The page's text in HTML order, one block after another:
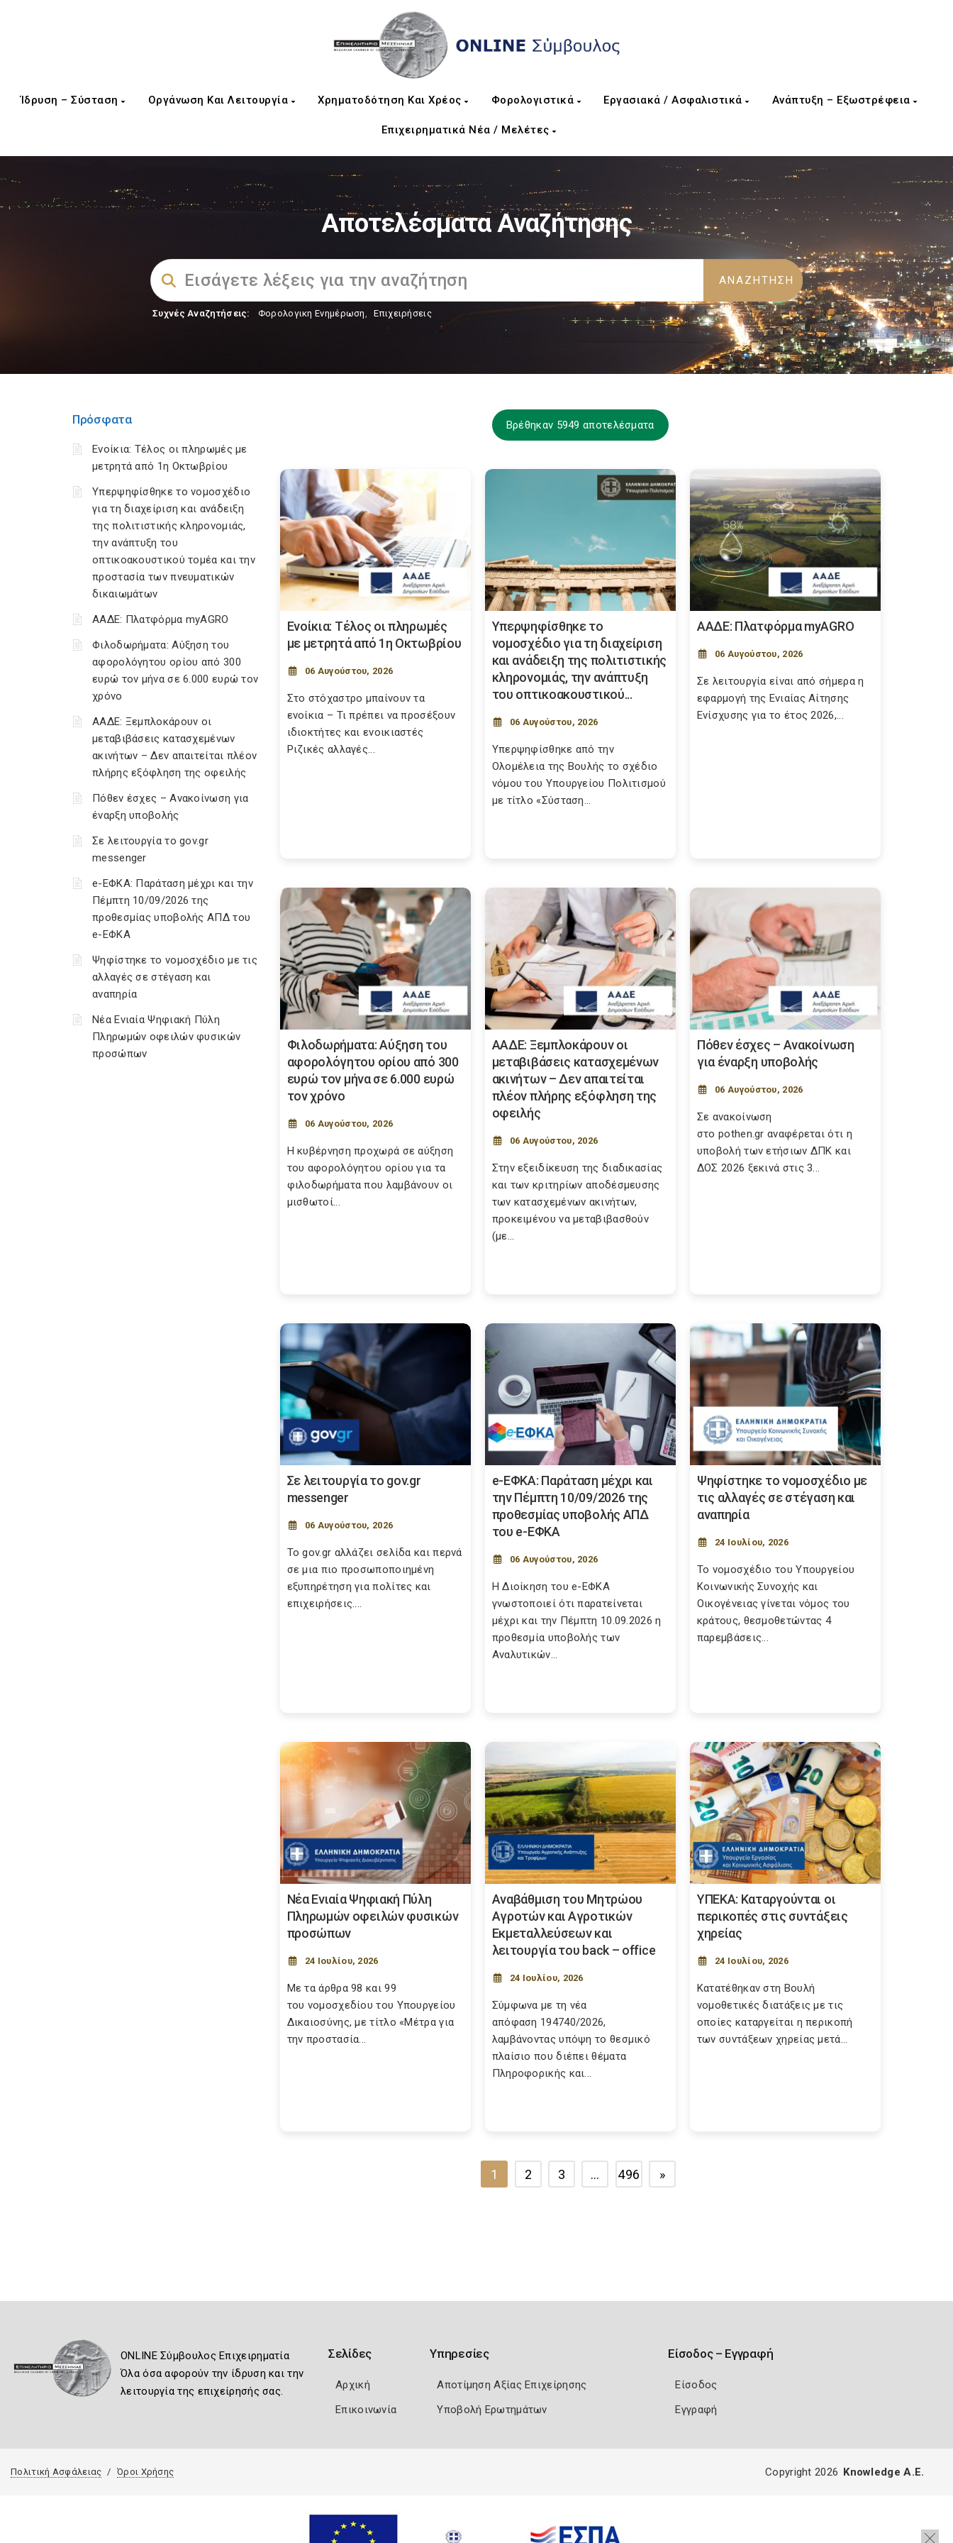
Ίδρυση – Σύσταση Οργάνωση Και Λειτουργία Χρηματοδότηση Και Χρέος Φορολογιστικά Εργασιακά / Ασφαλιστικά Ανάπτυξη – Εξωστρέφεια
Επιχειρηματικά Νέα / Μελέτες
Αποτελέσματα Αναζήτησης
Συχνές Αναζητήσεις: Φορολογικη Ενημέρωση, Επιχειρήσεις
Πρόσφατα
Ενοίκια: Τέλος οι πληρωμές με
μετρητά από 1η Οκτωβρίου
Υπερψηφίσθηκε το νομοσχέδιο
για τη διαχείριση και ανάδειξη
της πολιτιστικής κληρονομιάς,
την ανάπτυξη του
οπτικοακουστικού τομέα και την
προστασία των πνευματικών
δικαιωμάτων
ΑΑΔΕ: Πλατφόρμα myAGRO
Φιλοδωρήματα: Αύξηση του
αφορολόγητου ορίου από 300
ευρώ τον μήνα σε 6.000 ευρώ τον
χρόνο
ΑΑΔΕ: Ξεμπλοκάρουν οι
μεταβιβάσεις κατασχεμένων
ακινήτων – Δεν απαιτείται πλέον
πλήρης εξόφληση της οφειλής
Πόθεν έσχες – Ανακοίνωση για
έναρξη υποβολής
Σε λειτουργία το gov.gr
messenger
e-ΕΦΚΑ: Παράταση μέχρι και την
Πέμπτη 10/09/2026 της
προθεσμίας υποβολής ΑΠΔ του
e-ΕΦΚΑ
Ψηφίστηκε το νομοσχέδιο με τις
αλλαγές σε στέγαση και
αναπηρία
Νέα Ενιαία Ψηφιακή Πύλη
Πληρωμών οφειλών φυσικών
προσώπων
Βρέθηκαν 5949 αποτελέσματα
Ενοίκια: Τέλος οι πληρωμές
με μετρητά από 1η Οκτωβρίου
06 Αυγούστου, 2026
Στο στόχαστρο μπαίνουν τα
ενοίκια – Τι πρέπει να προσέξουν
ιδιοκτήτες και ενοικιαστές
Ριζικές αλλαγές...
Υπερψηφίσθηκε το
νομοσχέδιο για τη διαχείριση
και ανάδειξη της πολιτιστικής
κληρονομιάς, την ανάπτυξη
του οπτικοακουστικού...
06 Αυγούστου, 2026
Υπερψηφίσθηκε από την
Ολομέλεια της Βουλής το σχέδιο
νόμου του Υπουργείου Πολιτισμού
με τίτλο «Σύσταση...
ΑΑΔΕ: Πλατφόρμα myAGRO
06 Αυγούστου, 2026
Σε λειτουργία είναι από σήμερα η
εφαρμογή της Ενιαίας Αίτησης
Ενίσχυσης για το έτος 2026,...
Φιλοδωρήματα: Αύξηση του
αφορολόγητου ορίου από 300
ευρώ τον μήνα σε 6.000 ευρώ
τον χρόνο
06 Αυγούστου, 2026
Η κυβέρνηση προχωρά σε αύξηση
του αφορολόγητου ορίου για τα
φιλοδωρήματα που λαμβάνουν οι
μισθωτοί...
ΑΑΔΕ: Ξεμπλοκάρουν οι
μεταβιβάσεις κατασχεμένων
ακινήτων – Δεν απαιτείται
πλέον πλήρης εξόφληση της
οφειλής
06 Αυγούστου, 2026
Στην εξειδίκευση της διαδικασίας
και των κριτηρίων αποδέσμευσης
των κατασχεμένων ακινήτων,
προκειμένου να μεταβιβασθούν
(με...
Πόθεν έσχες – Ανακοίνωση
για έναρξη υποβολής
06 Αυγούστου, 2026
Σε ανακοίνωση
στο pothen.gr αναφέρεται ότι η
υποβολή των ετήσιων ΔΠΚ και
ΔΟΣ 2026 ξεκινά στις 3...
Σε λειτουργία το gov.gr
messenger
06 Αυγούστου, 2026
Το gov.gr αλλάζει σελίδα και περνά
σε μια πιο προσωποποιημένη
εξυπηρέτηση για πολίτες και
επιχειρήσεις....
e-ΕΦΚΑ: Παράταση μέχρι και
την Πέμπτη 10/09/2026 της
προθεσμίας υποβολής ΑΠΔ
του e-ΕΦΚΑ
06 Αυγούστου, 2026
Η Διοίκηση του e-ΕΦΚΑ
γνωστοποιεί ότι παρατείνεται
μέχρι και την Πέμπτη 10.09.2026 η
προθεσμία υποβολής των
Αναλυτικών...
Ψηφίστηκε το νομοσχέδιο με
τις αλλαγές σε στέγαση και
αναπηρία
24 Ιουλίου, 2026
Το νομοσχέδιο του Υπουργείου
Κοινωνικής Συνοχής και
Οικογένειας γίνεται νόμος του
κράτους, θεσμοθετώντας 4
παρεμβάσεις...
Νέα Ενιαία Ψηφιακή Πύλη
Πληρωμών οφειλών φυσικών
προσώπων
24 Ιουλίου, 2026
Με τα άρθρα 98 και 99
του νομοσχεδίου του Υπουργείου
Δικαιοσύνης, με τίτλο «Μέτρα για
την προστασία...
Αναβάθμιση του Μητρώου
Αγροτών και Αγροτικών
Εκμεταλλεύσεων και
λειτουργία του back – office
24 Ιουλίου, 2026
Σύμφωνα με τη νέα
απόφαση 194740/2026,
λαμβάνοντας υπόψη το θεσμικό
πλαίσιο που διέπει θέματα
Πληροφορικής και...
ΥΠΕΚΑ: Καταργούνται οι
περικοπές στις συντάξεις
χηρείας
24 Ιουλίου, 2026
Κατατέθηκαν στη Βουλή
νομοθετικές διατάξεις με τις
οποίες καταργείται η περικοπή
των συντάξεων χηρείας μετά...
1 2 3 … 496 »
ONLINE Σύμβουλος Επιχειρηματία
Όλα όσα αφορούν την ίδρυση και την
λειτουργία της επιχείρησής σας.
Σελίδες
Αρχική
Επικοινωνία
Υπηρεσίες
Αποτίμηση Αξίας Επιχείρησης
Υποβολή Ερωτημάτων
Είσοδος – Εγγραφή
Είσοδος
Εγγραφή
Πολιτική Ασφάλειας Όροι Χρήσης Copyright 2026 Knowledge A.E.